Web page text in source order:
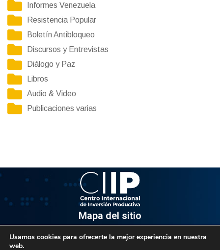
Informes Venezuela
Resistencia Popular
Boletín Antibloqueo
Discursos y Entrevistas
Diálogo y Paz
Libros
Audio & Video
Publicaciones varias
Mapa del sitio
Usamos cookies para ofrecerte la mejor experiencia en nuestra
web.